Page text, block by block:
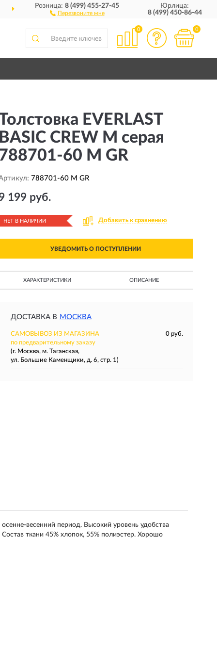
ДОСТАВИМПО ВСЕЙ РОССИИ
Розница:8 (499) 455-27-45
Перезвоните мне
Юрлица:
8 (499) 450-86-44
0 0
EVERLAST
CREW M серая
60 M GR
788701-60 M GR
199 руб.
НЕТ В НАЛИЧИИ Добавить к сравнению
УВЕДОМИТЬ О ПОСТУПЛЕНИИ
ХАРАКТЕРИСТИКИ ОПИСАНИЕ
ДОСТАВКА В МОСКВА
САМОВЫВОЗ ИЗ МАГАЗИНА
0 руб.
по предварительному заказу
(г. Москва, м. Таганская,
ул. Большие Каменщики, д. 6, стр. 1)
весенний период. Высокий уровень удобства
ткани 45% хлопок, 55% полиэстер. Хорошо